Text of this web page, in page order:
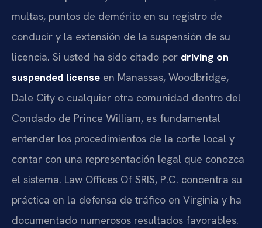
multas, puntos de demérito en su registro de
conducir y la extensión de la suspensión de su
licencia. Si usted ha sido citado por driving on
suspended license en Manassas, Woodbridge,
Dale City o cualquier otra comunidad dentro del
Condado de Prince William, es fundamental
entender los procedimientos de la corte local y
contar con una representación legal que conozca
el sistema. Law Offices Of SRIS, P.C. concentra su
práctica en la defensa de tráfico en Virginia y ha
documentado numerosos resultados favorables.